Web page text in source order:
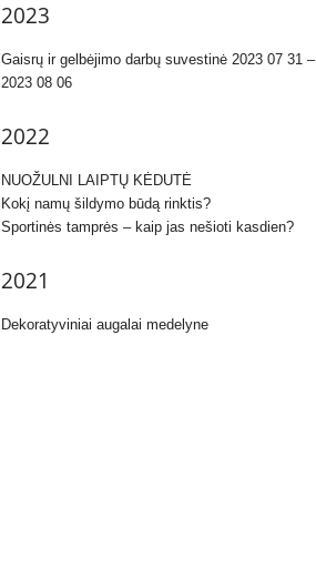
2023
Gaisrų ir gelbėjimo darbų suvestinė 2023 07 31 –
2023 08 06
2022
NUOŽULNI LAIPTŲ KĖDUTĖ
Kokį namų šildymo būdą rinktis?
Sportinės tamprės – kaip jas nešioti kasdien?
2021
Dekoratyviniai augalai medelyne